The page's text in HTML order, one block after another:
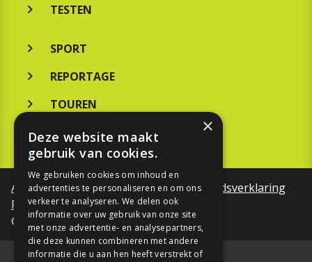
TESTEN
SPORT
REPORTAGE
TOUREN
NIEUWSBRIEF
Algemene voorwaardenToegankelijkheidsverklaring
Privacy Policy
©Motorfreaks 2026
×
Deze website maakt
gebruik van cookies.
We gebruiken cookies om inhoud en
advertenties te personaliseren en om ons
verkeer te analyseren. We delen ook
informatie over uw gebruik van onze site
met onze advertentie- en analysepartners,
die deze kunnen combineren met andere
informatie die u aan hen heeft verstrekt of